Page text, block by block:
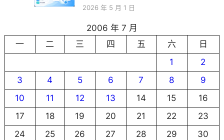
2026 年 5 月 1 日
2006 年 7 月
一
二 三 四 五 六
日
1
2
3
4 5 6 7 8
9
10
11 12 13 14 15
16
17
18 19 20 21 22
23
24
25 26 27 28 29
30